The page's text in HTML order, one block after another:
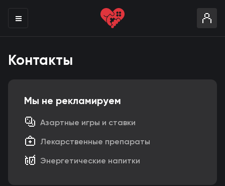
Контакты
Мы не рекламируем
Азартные игры и ставки
Лекарственные препараты
Энергетические напитки